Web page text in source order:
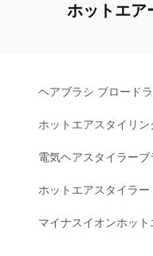
ホットエア
ヘアブラシ ブロード
ホットエアスタイリン
電気ヘアスタイラーブ
ホットエアスタイラー
マイナスイオンホット